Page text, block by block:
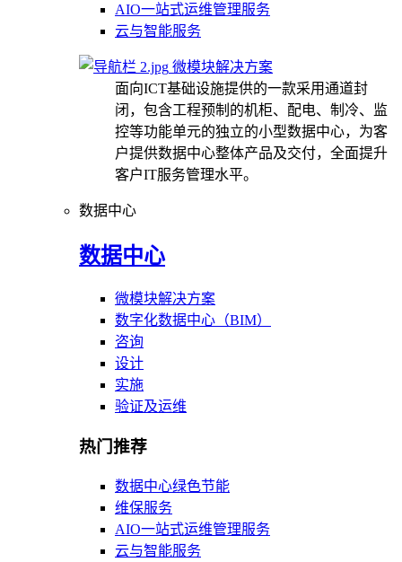
AIO一站式运维管理服务
云与智能服务
微模块解决方案
面向ICT基础设施提供的一款采用通道封
闭，包含工程预制的机柜、配电、制冷、监
控等功能单元的独立的小型数据中心，为客
户提供数据中心整体产品及交付，全面提升
客户IT服务管理水平。
数据中心
数据中心
微模块解决方案
数字化数据中心（BIM）
咨询
设计
实施
验证及运维
热门推荐
数据中心绿色节能
维保服务
AIO一站式运维管理服务
云与智能服务